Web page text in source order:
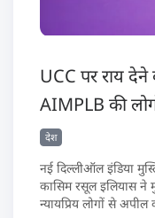
UCC पर राय देने
AIMPLB की
देश
नई दिल्लीऑल इंडिया
कासिम रसूल इलियास
न्यायप्रिय लोगों से